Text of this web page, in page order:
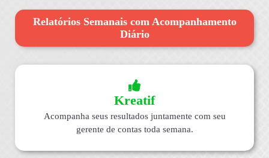
Relatórios Semanais com Acompanhamento
Diário
Kreatif
Acompanha seus resultados juntamente com seu
gerente de contas toda semana.